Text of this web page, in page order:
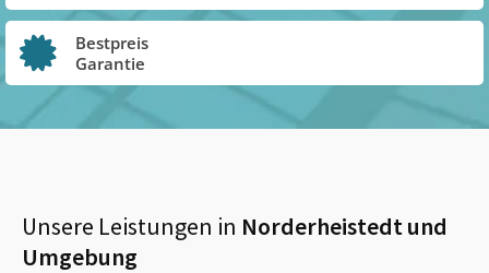
Bestpreis
Garantie
Unsere Leistungen in Norderheistedtund
Umgebung